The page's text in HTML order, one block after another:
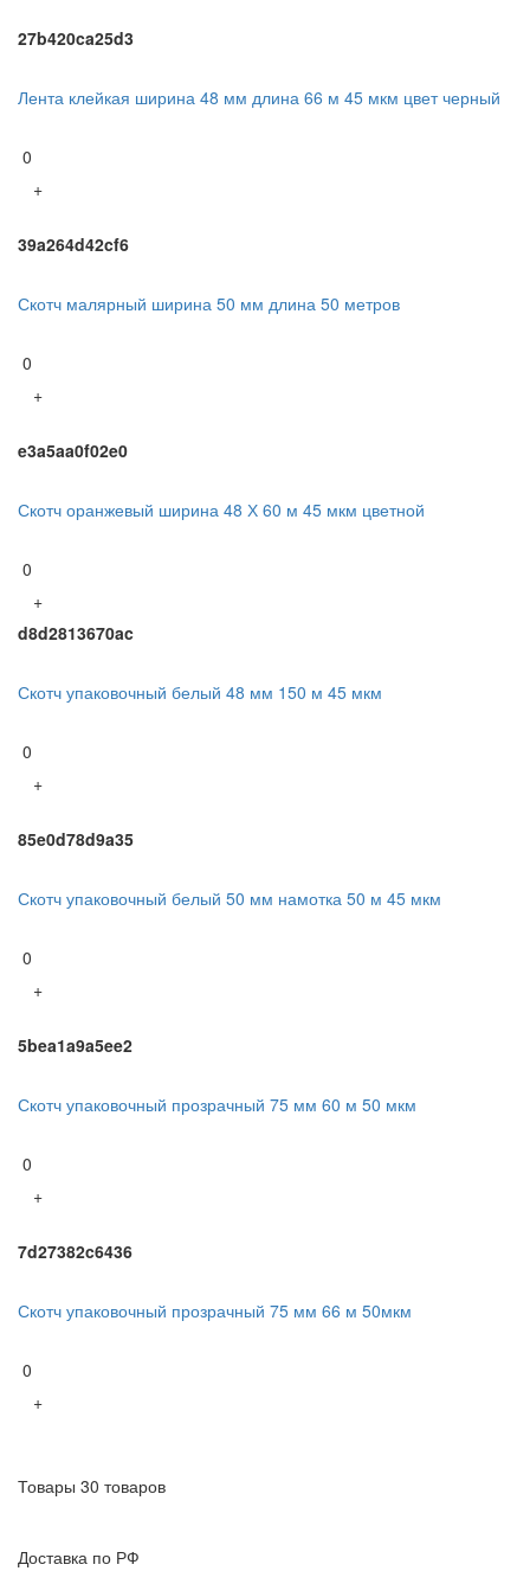
27b420ca25d3
Лента клейкая ширина 48 мм длина 66 м 45 мкм цвет черный
0
+
39a264d42cf6
Скотч малярный ширина 50 мм длина 50 метров
0
+
e3a5aa0f02e0
Скотч оранжевый ширина 48 Х 60 м 45 мкм цветной
0
+
d8d2813670ac
Скотч упаковочный белый 48 мм 150 м 45 мкм
0
+
85e0d78d9a35
Скотч упаковочный белый 50 мм намотка 50 м 45 мкм
0
+
5bea1a9a5ee2
Скотч упаковочный прозрачный 75 мм 60 м 50 мкм
0
+
7d27382c6436
Скотч упаковочный прозрачный 75 мм 66 м 50мкм
0
+
Товары 30 товаров
Доставка по РФ